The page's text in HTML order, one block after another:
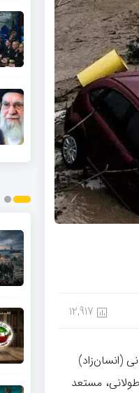
12,917
(انسان‌زاد)
مستعد